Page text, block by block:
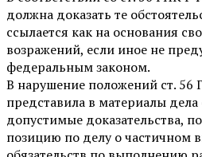
должна доказать те
ссылается как на основания
возражений, если иное не
федеральным законом.
В нарушение положений ст.
представила в материалы
допустимые доказательства,
позицию по делу о частичном